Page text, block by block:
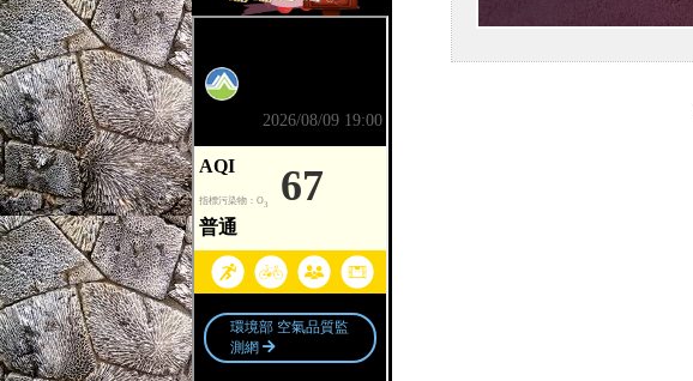
前往 嘟嘟信箱（在新分頁開啟）